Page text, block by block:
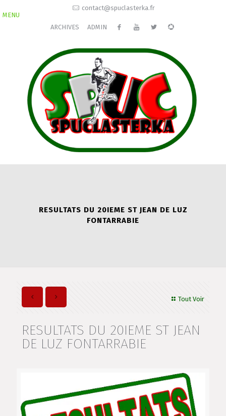
contact@spuclasterka.fr
ARCHIVES ADMIN
MENU
RESULTATS DU 20IEME ST JEAN DE LUZ
FONTARRABIE
Tout Voir
RESULTATS DU 20IEME ST JEAN
DE LUZ FONTARRABIE